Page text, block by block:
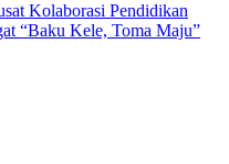
Kolaborasi Pendidikan
“Baku Kele, Toma Maju”